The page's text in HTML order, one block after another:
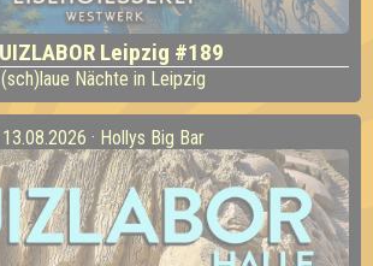
Leipzig #189
(sch)laue Nächte in Leipzig
13.08.2026 · Hollys Big Bar